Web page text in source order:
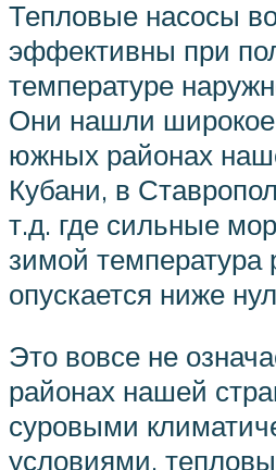
Тепловые насосы
эффективны при
температуре
Они нашли
южных районах
Кубани, в
т.д. где сильные
зимой температура
опускается ниже
Это вовсе не
районах нашей
суровыми
условиями,